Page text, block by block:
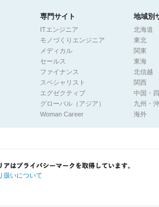
専門サイト
ITエンジニア
モノづくりエンジニア
メディカル
セールス
ファイナンス
スペシャリスト
エグゼクティブ
グローバル（アジア）
Woman Career
地域別
北海道
東北
関東
東海
北信越
関西
中国・
九州・
海外
扱いについて